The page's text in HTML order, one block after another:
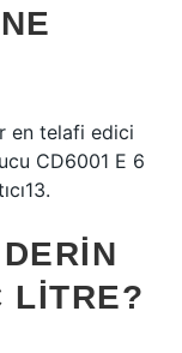
en telafi edici
CD6001 E 6
LITRE?